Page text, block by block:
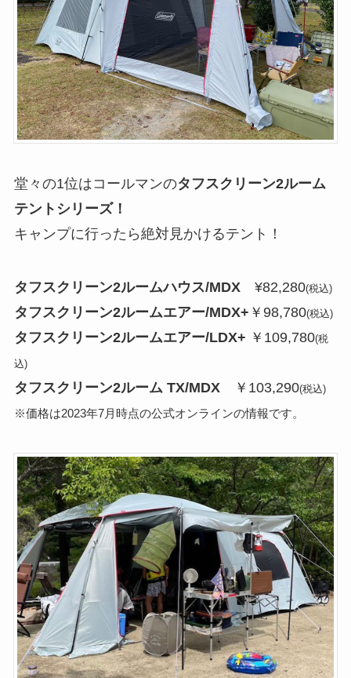
堂々の1位はコールマンのタフスクリーン2ルーム
テントシリーズ！
キャンプに行ったら絶対見かけるテント！
タフスクリーン2ルームハウス/MDX¥82,280(税込)
タフスクリーン2ルームエアー/MDX+ ￥98,780(税込)
タフスクリーン2ルームエアー/LDX+ ￥109,780(税
込)
タフスクリーン2ルーム TX/MDX￥103,290(税込)
※価格は2023年7月時点の公式オンラインの情報です。